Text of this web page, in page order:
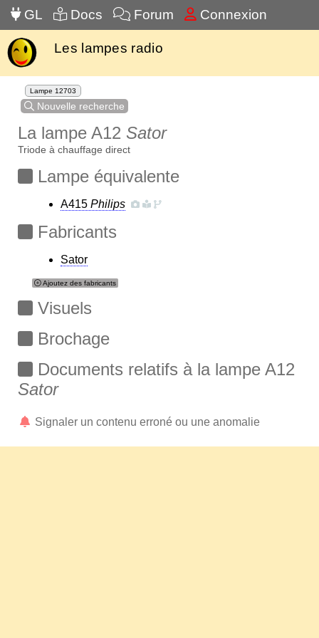
GL Docs Forum Connexion
Les lampes radio
Lampe 12703
Nouvelle recherche
La lampe A12 Sator
Triode à chauffage direct
Lampe équivalente
A415 Philips
Fabricants
Sator
Ajoutez des fabricants
Visuels
Brochage
Documents relatifs à la lampe A12
Sator
Signaler un contenu erroné ou une anomalie